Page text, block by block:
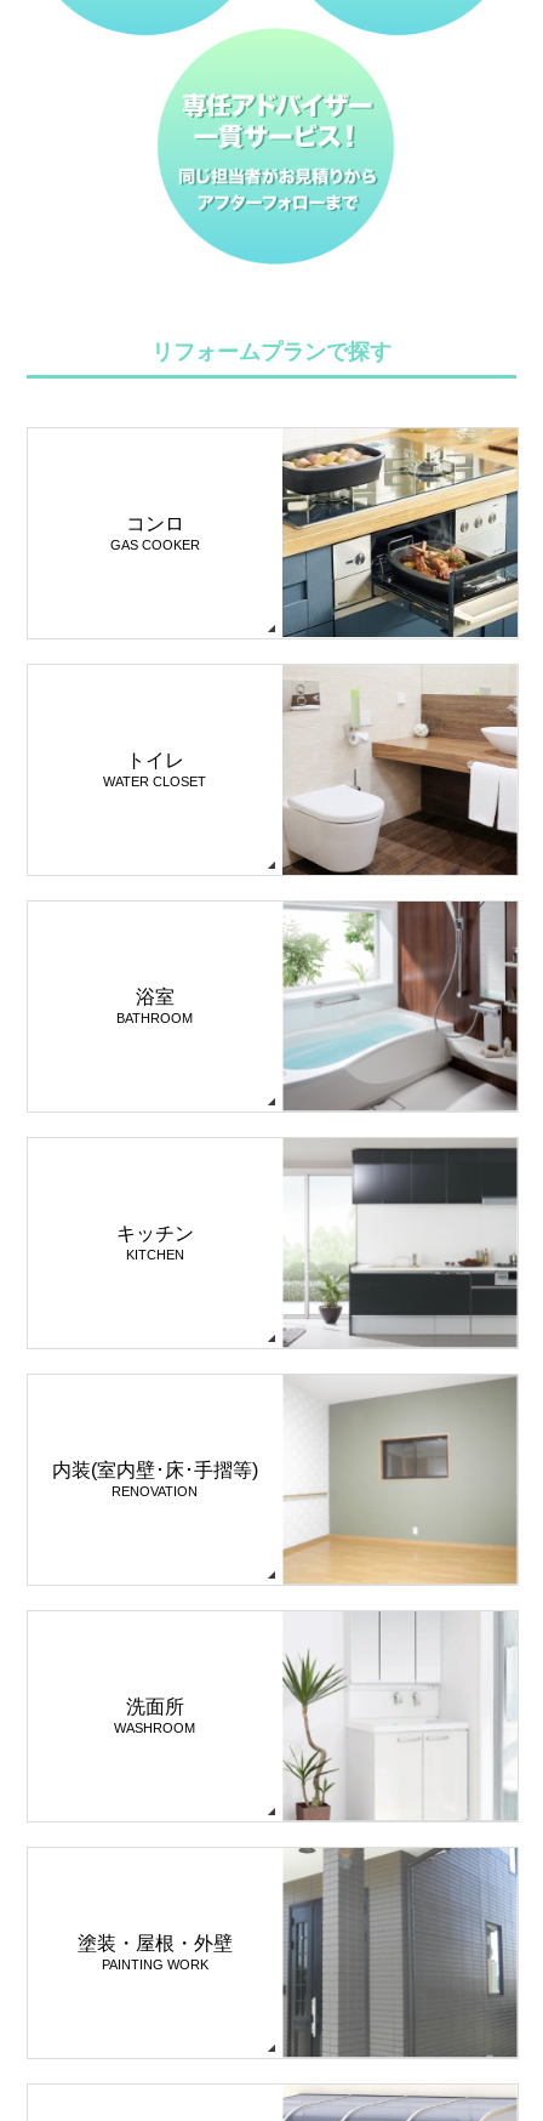
リフォームプランで探す
コンロ
GAS COOKER
トイレ
WATER CLOSET
浴室
BATHROOM
キッチン
KITCHEN
内装(室内壁･床･手摺等)
RENOVATION
洗面所
WASHROOM
塗装・屋根・外壁
PAINTING WORK